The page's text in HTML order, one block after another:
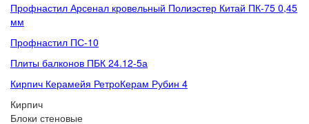
Профнастил Арсенал кровельный Полиэстер Китай ПК-75 0,45
мм
Профнастил ПС-10
Плиты балконов ПБК 24.12-5а
Кирпич Керамейя РетроКерам Рубин 4
Кирпич
Блоки стеновые